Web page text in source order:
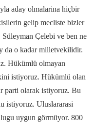
aday olmalarina hiçbir
gelip mecliste bizler
Çelebi ve ben ne
da o kadar milletvekilidir.
Hükümlü olmayan
istiyoruz. Hükümlü olan
parti olarak istiyoruz. Bu
istiyoruz. Uluslararasi
uygun görmüyor. 800